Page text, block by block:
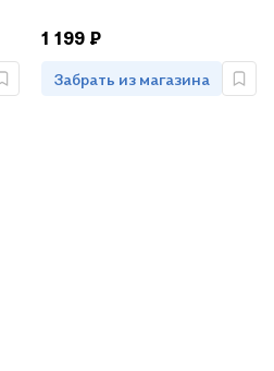
1 199 ₽
Забрать из магазина